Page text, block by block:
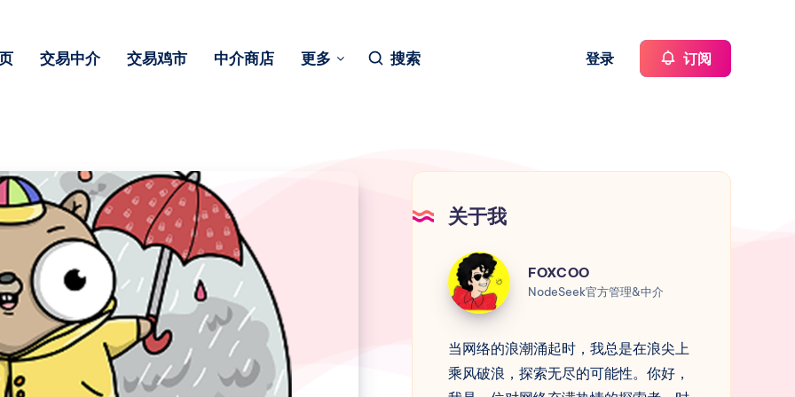
交易中介 交易鸡市 中介商店 更多 搜索 登录 订阅
关于我
FOXCOO
FOXCOO
NodeSeek官方管理&中介
当网络的浪潮涌起时，我总是在浪尖上
乘风破浪，探索无尽的可能性。你好，